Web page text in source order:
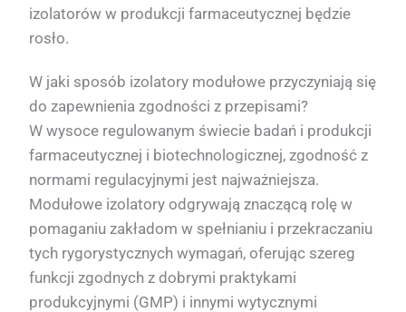
izolatorów w produkcji farmaceutycznej będzie
rosło.
W jaki sposób izolatory modułowe przyczyniają się
do zapewnienia zgodności z przepisami?
W wysoce regulowanym świecie badań i produkcji
farmaceutycznej i biotechnologicznej, zgodność z
normami regulacyjnymi jest najważniejsza.
Modułowe izolatory odgrywają znaczącą rolę w
pomaganiu zakładom w spełnianiu i przekraczaniu
tych rygorystycznych wymagań, oferując szereg
funkcji zgodnych z dobrymi praktykami
produkcyjnymi (GMP) i innymi wytycznymi